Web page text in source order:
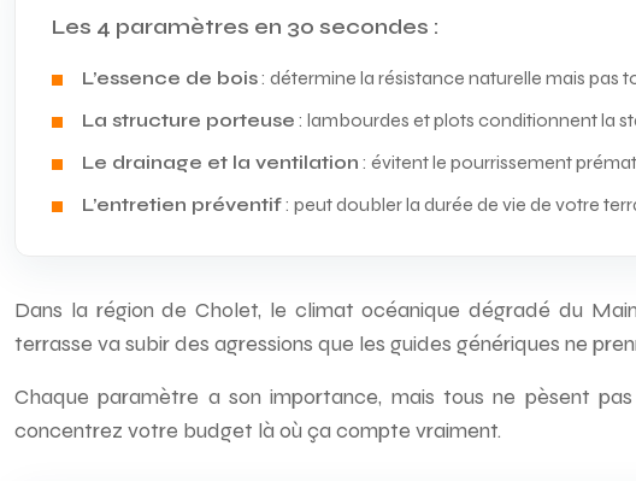
Les 4 paramètres en 30 secondes :
L’essence de bois: détermine la résistance naturelle mais pas
La structure porteuse : lambourdes et plots conditionnent la
Le drainage et la ventilation : évitent le pourrissement
L’entretien préventif: peut doubler la durée de vie de votre
Dans la région de Cholet, le climat océanique dégradé du
terrasse va subir des agressions que les guides génériques ne
Chaque paramètre a son importance, mais tous ne pèsent
concentrez votre budget là où ça compte vraiment.